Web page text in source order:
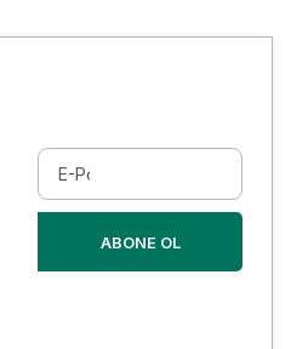
ABONE OL